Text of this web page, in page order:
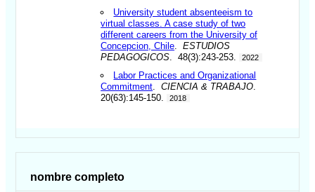
University student absenteeism to
virtual classes. A case study of two
different careers from the University of
Concepcion, Chile .ESTUDIOS
PEDAGOGICOS . 48(3):243-253. 2022
Labor Practices and Organizational
Commitment .CIENCIA & TRABAJO
20(63):145-150.
2018
nombre completo